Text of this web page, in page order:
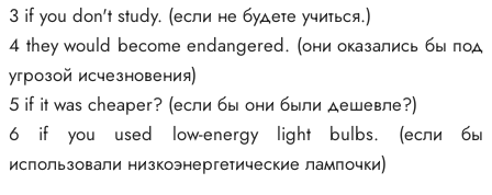
3 if you don't study. (если не будете учиться.)
4 they would become endangered. (они оказались бы под
угрозой исчезновения)
5 if it was cheaper? (если бы они были дешевле?)
6 if you used low-energy light bulbs. (если бы
использовали низкоэнергетические лампочки)